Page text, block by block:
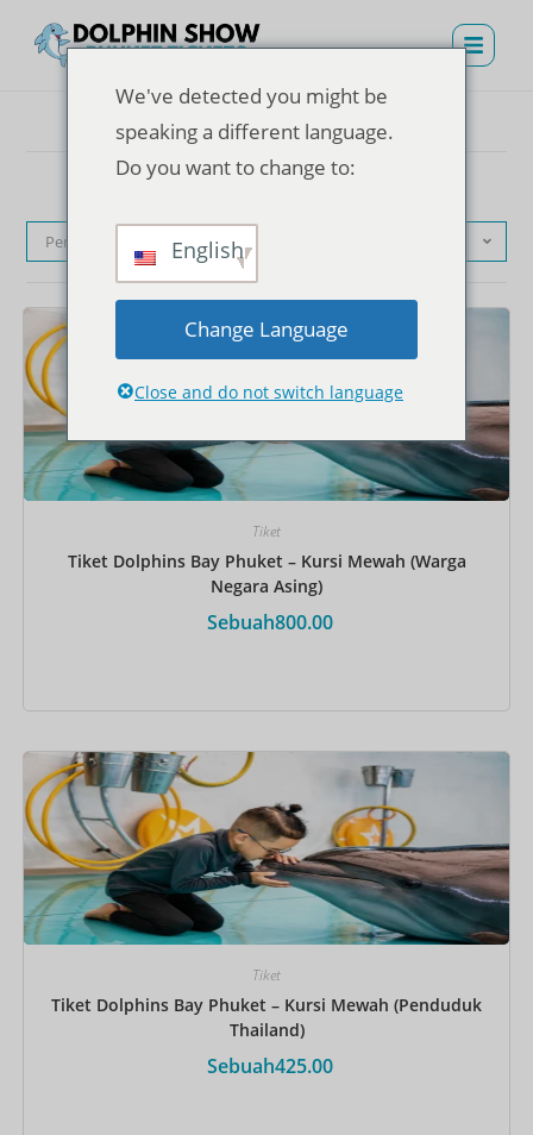
Pengurutan standar
Tiket
Tiket Dolphins Bay Phuket – Kursi Mewah (Warga
Negara Asing)
Sebuah800.00
Pesan Sekarang
Tiket
Tiket Dolphins Bay Phuket – Kursi Mewah (Penduduk
Thailand)
Sebuah425.00
We've detected you might be
speaking a different language.
Do you want to change to:
English
Change Language
Close and do not switch language